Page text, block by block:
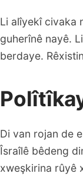
Li alîyekî civaka
guherînê nayê.
berdaye.
Di van rojan de
Îsraîlê bêdeng
xweşkirina rûyê